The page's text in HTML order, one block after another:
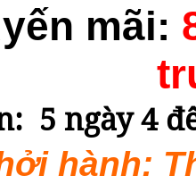
mãi:
5 ngày 4
hành: